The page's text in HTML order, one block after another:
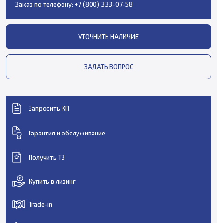
Заказ по телефону: +7 (800) 333-07-58
УТОЧНИТЬ НАЛИЧИЕ
ЗАДАТЬ ВОПРОС
Запросить КП
Гарантия и обслуживание
Получить ТЗ
Купить в лизинг
Trade-in